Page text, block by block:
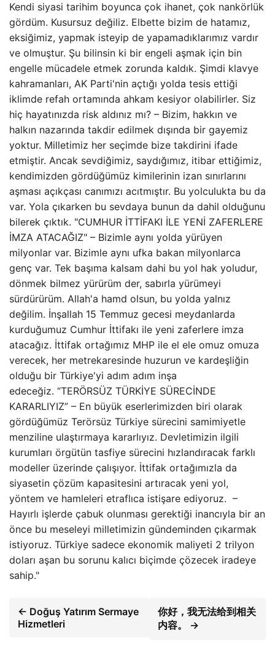
Kendi siyasi tarihim boyunca çok ihanet, çok nankörlük
gördüm. Kusursuz değiliz. Elbette bizim de hatamız,
eksiğimiz, yapmak isteyip de yapamadıklarımız vardır
ve olmuştur. Şu bilinsin ki bir engeli aşmak için bin
engelle mücadele etmek zorunda kaldık. Şimdi klavye
kahramanları, AK Parti'nin açtığı yolda tesis ettiği
iklimde refah ortamında ahkam kesiyor olabilirler. Siz
hiç hayatınızda risk aldınız mı? – Bizim, hakkın ve
halkın nazarında takdir edilmek dışında bir gayemiz
yoktur. Milletimiz her seçimde bize takdirini ifade
etmiştir. Ancak sevdiğimiz, saydığımız, itibar ettiğimiz,
kendimizden gördüğümüz kimilerinin izan sınırlarını
aşması açıkçası canımızı acıtmıştır. Bu yolculukta bu da
var. Yola çıkarken bu sevdaya bunun da dahil olduğunu
bilerek çıktık. "CUMHUR İTTİFAKI İLE YENİ ZAFERLERE
İMZA ATACAĞIZ" – Bizimle aynı yolda yürüyen
milyonlar var. Bizimle aynı ufka bakan milyonlarca
genç var. Tek başıma kalsam dahi bu yol hak yoludur,
dönmek bilmez yürürüm der, sabırla yürümeyi
sürdürürüm. Allah'a hamd olsun, bu yolda yalnız
değilim. İnşallah 15 Temmuz gecesi meydanlarda
kurduğumuz Cumhur İttifakı ile yeni zaferlere imza
atacağız. İttifak ortağımız MHP ile el ele omuz omuza
verecek, her metrekaresinde huzurun ve kardeşliğin
olduğu bir Türkiye'yi adım adım inşa
edeceğiz. “TERÖRSÜZ TÜRKİYE SÜRECİNDE
KARARLIYIZ” – En büyük eserlerimizden biri olarak
gördüğümüz Terörsüz Türkiye sürecini samimiyetle
menziline ulaştırmaya kararlıyız. Devletimizin ilgili
kurumları örgütün tasfiye sürecini hızlandıracak farklı
modeller üzerinde çalışıyor. İttifak ortağımızla da
siyasetin çözüm kapasitesini artıracak yeni yol,
yöntem ve hamleleri etraflıca istişare ediyoruz. –
Hayırlı işlerde çabuk olunması gerektiği inancıyla bir an
önce bu meseleyi milletimizin gündeminden çıkarmak
istiyoruz. Türkiye sadece ekonomik maliyeti 2 trilyon
doları aşan bu sorunu kalıcı biçimde çözecek iradeye
sahip."
← Doğuş Yatırım Sermaye
Hizmetleri
你好，我无法给到相关
内容。 →